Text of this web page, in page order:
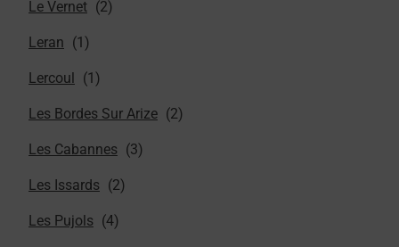
Le Vernet
Leran
Lercoul
Les Bordes Sur Arize
Les Cabannes
Les Issards
Les Pujols